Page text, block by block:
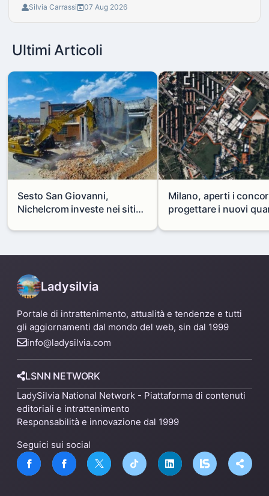
Silvia Carrassi 07 Aug 2026
Ultimi Articoli
Sesto San Giovanni,
Nichelcrom investe nei siti
capannone per fare spazio a
Milano, aperti i
progettare i nuovi
Mare
Ladysilvia
Portale di intrattenimento, attualità e tendenze e tutti
gli aggiornamenti dal mondo del web, sin dal 1999
info@ladysilvia.com
LSNN NETWORK
LadySilvia National Network - Piattaforma di contenuti
editoriali e intrattenimento
Responsabilità e innovazione dal 1999
Seguici sui social